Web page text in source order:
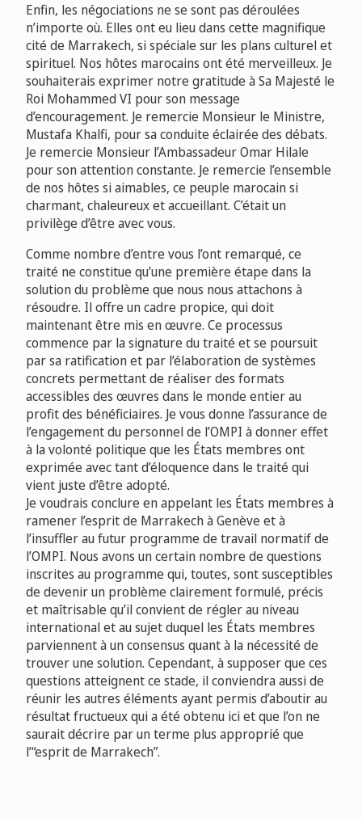
Enfin, les négociations ne se sont pas déroulées
n’importe où. Elles ont eu lieu dans cette magnifique
cité de Marrakech, si spéciale sur les plans culturel et
spirituel. Nos hôtes marocains ont été merveilleux. Je
souhaiterais exprimer notre gratitude à Sa Majesté le
Roi Mohammed VI pour son message
d’encouragement. Je remercie Monsieur le Ministre,
Mustafa Khalfi, pour sa conduite éclairée des débats.
Je remercie Monsieur l’Ambassadeur Omar Hilale
pour son attention constante. Je remercie l’ensemble
de nos hôtes si aimables, ce peuple marocain si
charmant, chaleureux et accueillant. C’était un
privilège d’être avec vous.
Comme nombre d’entre vous l’ont remarqué, ce
traité ne constitue qu’une première étape dans la
solution du problème que nous nous attachons à
résoudre. Il offre un cadre propice, qui doit
maintenant être mis en œuvre. Ce processus
commence par la signature du traité et se poursuit
par sa ratification et par l’élaboration de systèmes
concrets permettant de réaliser des formats
accessibles des œuvres dans le monde entier au
profit des bénéficiaires. Je vous donne l’assurance de
l’engagement du personnel de l’OMPI à donner effet
à la volonté politique que les États membres ont
exprimée avec tant d’éloquence dans le traité qui
vient juste d’être adopté.
Je voudrais conclure en appelant les États membres à
ramener l’esprit de Marrakech à Genève et à
l’insuffler au futur programme de travail normatif de
l’OMPI. Nous avons un certain nombre de questions
inscrites au programme qui, toutes, sont susceptibles
de devenir un problème clairement formulé, précis
et maîtrisable qu’il convient de régler au niveau
international et au sujet duquel les États membres
parviennent à un consensus quant à la nécessité de
trouver une solution. Cependant, à supposer que ces
questions atteignent ce stade, il conviendra aussi de
réunir les autres éléments ayant permis d’aboutir au
résultat fructueux qui a été obtenu ici et que l’on ne
saurait décrire par un terme plus approprié que
l’“esprit de Marrakech”.